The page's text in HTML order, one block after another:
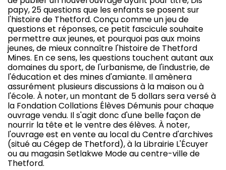
papy, 25 questions que les enfants se posent sur
l'histoire de Thetford. Conçu comme un jeu de
questions et réponses, ce petit fascicule souhaite
permettre aux jeunes, et pourquoi pas aux moins
jeunes, de mieux connaître l'histoire de Thetford
Mines. En ce sens, les questions touchent autant aux
domaines du sport, de l'urbanisme, de l'industrie, de
l'éducation et des mines d'amiante. Il amènera
assurément plusieurs discussions à la maison ou à
l'école. À noter, un montant de 5 dollars sera versé à
la Fondation Collations Élèves Démunis pour chaque
ouvrage vendu. Il s'agit donc d'une belle façon de
nourrir la tête et le ventre des élèves. À noter,
l'ouvrage est en vente au local du Centre d'archives
(situé au Cégep de Thetford), à la Librairie L'Écuyer
ou au magasin Setlakwe Mode au centre-ville de
Thetford.